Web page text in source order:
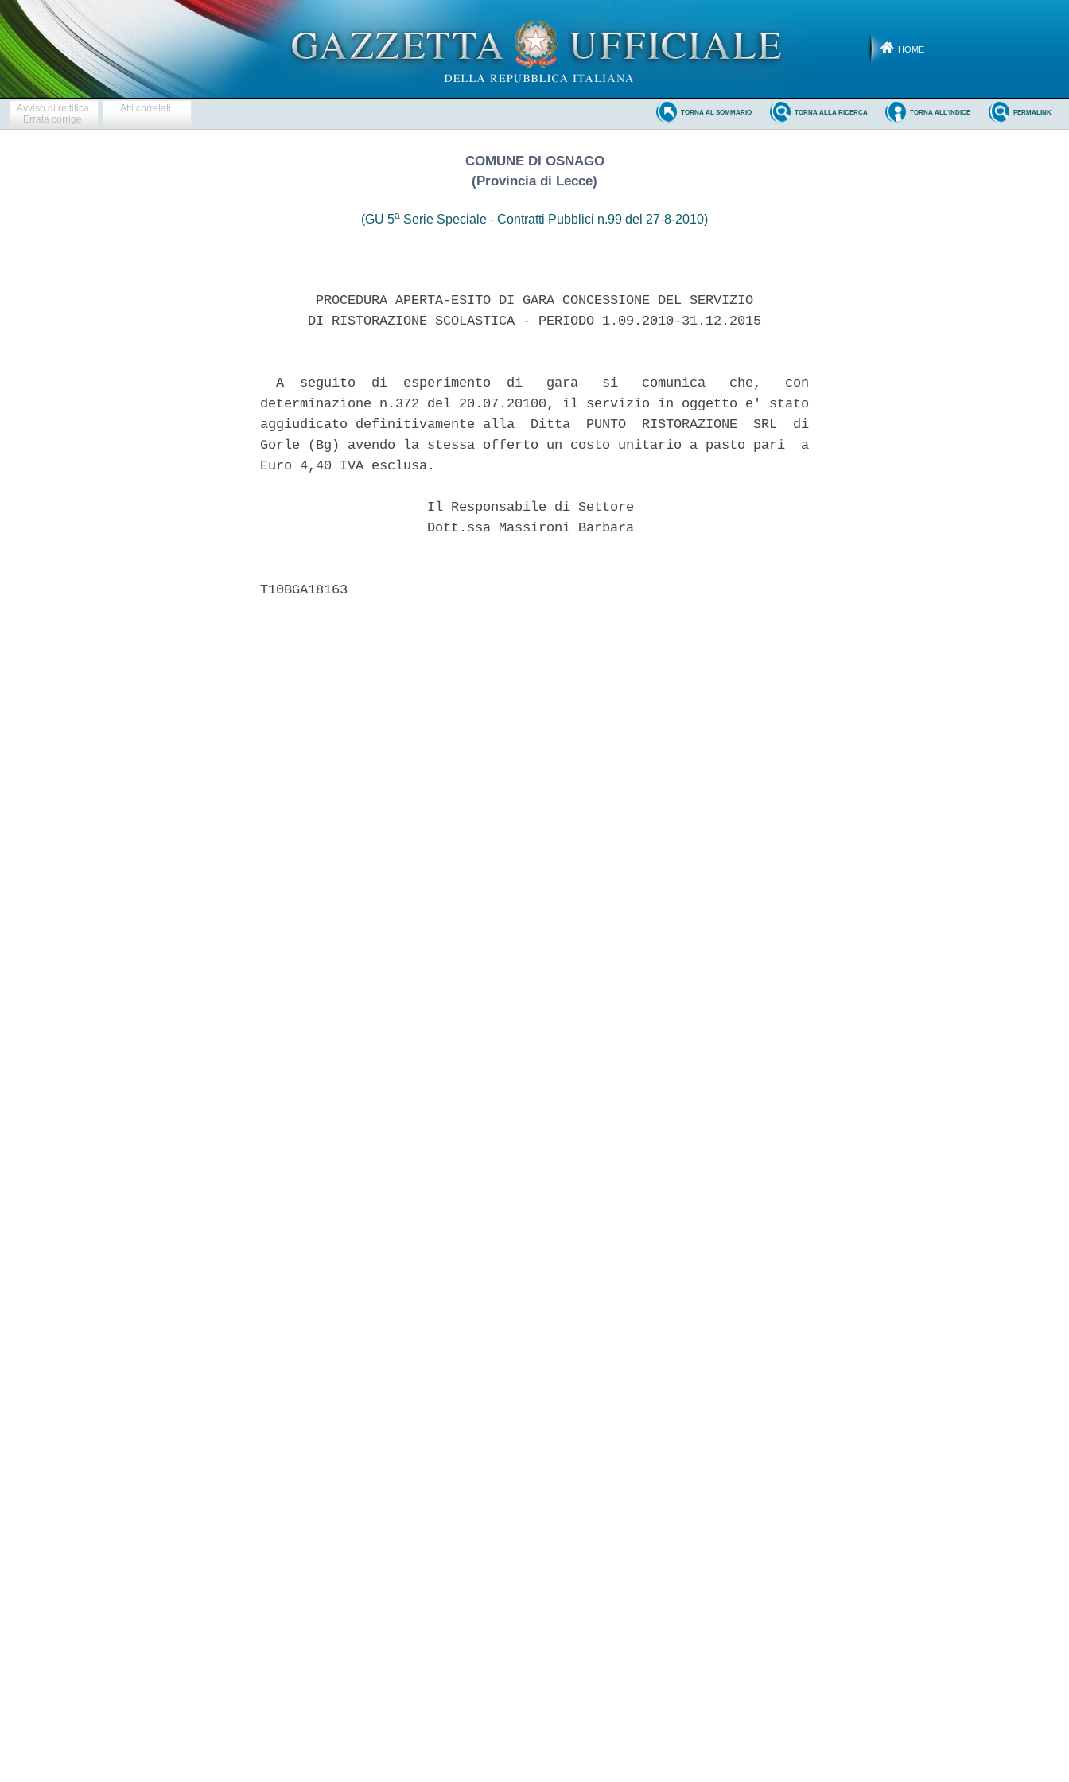
HOME
Avviso di rettifica
Errata corrige
Atti correlati PERMALINK
TORNA ALL'INDICE
TORNA ALLA RICERCA
TORNA AL SOMMARIO
COMUNE DI OSNAGO
(Provincia di Lecce)
(GU 5a Serie Speciale - Contratti Pubblici n.99 del 27-8-2010)
       PROCEDURA APERTA-ESITO DI GARA CONCESSIONE DEL SERVIZIO
      DI RISTORAZIONE SCOLASTICA - PERIODO 1.09.2010-31.12.2015
  A  seguito  di  esperimento  di   gara   si   comunica   che,   con
determinazione n.372 del 20.07.20100, il servizio in oggetto e' stato
aggiudicato definitivamente alla  Ditta  PUNTO  RISTORAZIONE  SRL  di
Gorle (Bg) avendo la stessa offerto un costo unitario a pasto pari  a
Euro 4,40 IVA esclusa.
                     Il Responsabile di Settore
                     Dott.ssa Massironi Barbara